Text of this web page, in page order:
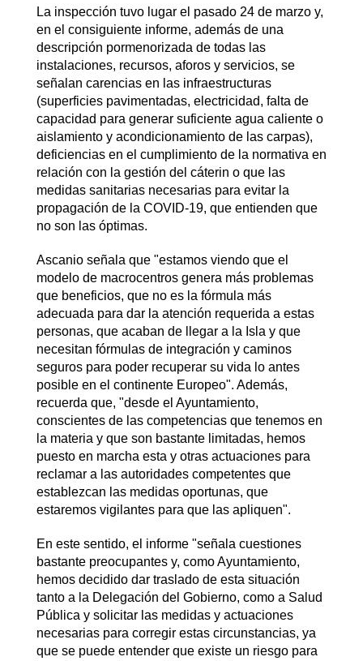
La inspección tuvo lugar el pasado 24 de marzo y,
en el consiguiente informe, además de una
descripción pormenorizada de todas las
instalaciones, recursos, aforos y servicios, se
señalan carencias en las infraestructuras
(superficies pavimentadas, electricidad, falta de
capacidad para generar suficiente agua caliente o
aislamiento y acondicionamiento de las carpas),
deficiencias en el cumplimiento de la normativa en
relación con la gestión del cáterin o que las
medidas sanitarias necesarias para evitar la
propagación de la COVID-19, que entienden que
no son las óptimas.
Ascanio señala que "estamos viendo que el
modelo de macrocentros genera más problemas
que beneficios, que no es la fórmula más
adecuada para dar la atención requerida a estas
personas, que acaban de llegar a la Isla y que
necesitan fórmulas de integración y caminos
seguros para poder recuperar su vida lo antes
posible en el continente Europeo". Además,
recuerda que, "desde el Ayuntamiento,
conscientes de las competencias que tenemos en
la materia y que son bastante limitadas, hemos
puesto en marcha esta y otras actuaciones para
reclamar a las autoridades competentes que
establezcan las medidas oportunas, que
estaremos vigilantes para que las apliquen".
En este sentido, el informe "señala cuestiones
bastante preocupantes y, como Ayuntamiento,
hemos decidido dar traslado de esta situación
tanto a la Delegación del Gobierno, como a Salud
Pública y solicitar las medidas y actuaciones
necesarias para corregir estas circunstancias, ya
que se puede entender que existe un riesgo para